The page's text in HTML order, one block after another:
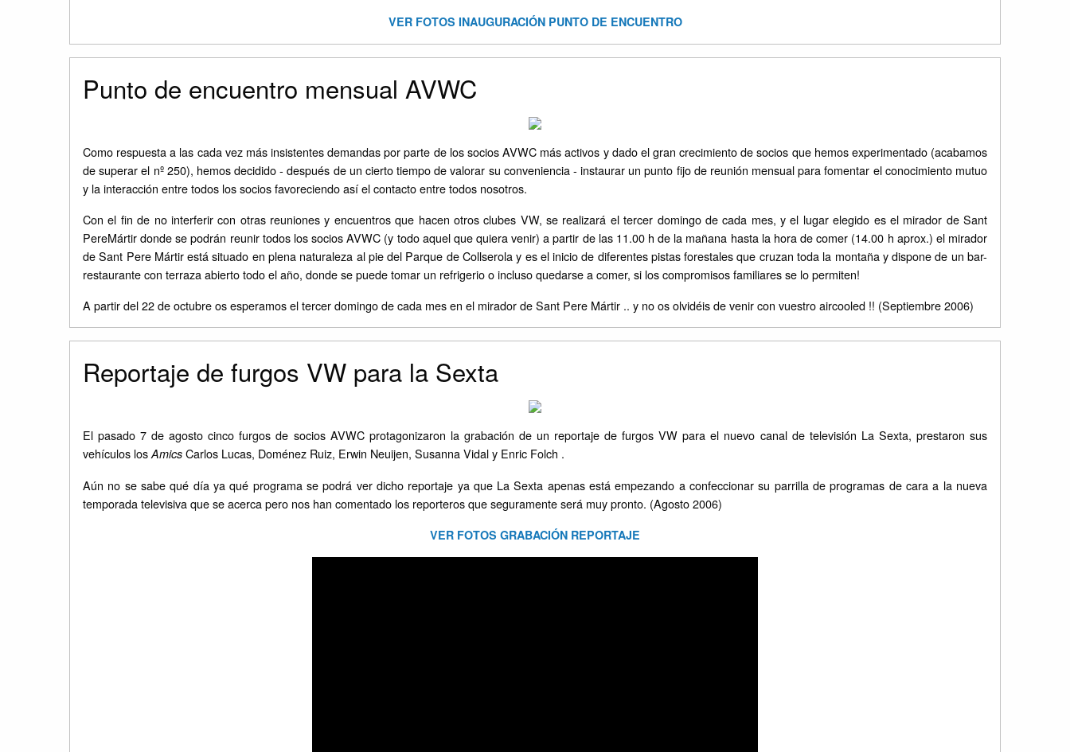
VER FOTOS INAUGURACIÓN PUNTO DE ENCUENTRO
Punto de encuentro mensual AVWC
Como respuesta a las cada vez más insistentes demandas por parte de los socios AVWC más activos y dado el gran crecimiento de socios que hemos experimentado (acabamos
de superar el nº 250), hemos decidido - después de un cierto tiempo de valorar su conveniencia - instaurar un punto fijo de reunión mensual para fomentar el conocimiento mutuo
y la interacción entre todos los socios favoreciendo así el contacto entre todos nosotros.
Con el fin de no interferir con otras reuniones y encuentros que hacen otros clubes VW, se realizará el tercer domingo de cada mes, y el lugar elegido es el mirador de Sant
PereMártir donde se podrán reunir todos los socios AVWC (y todo aquel que quiera venir) a partir de las 11.00 h de la mañana hasta la hora de comer (14.00 h aprox.) el mirador
de Sant Pere Mártir está situado en plena naturaleza al pie del Parque de Collserola y es el inicio de diferentes pistas forestales que cruzan toda la montaña y dispone de un bar-
restaurante con terraza abierto todo el año, donde se puede tomar un refrigerio o incluso quedarse a comer, si los compromisos familiares se lo permiten!
A partir del 22 de octubre os esperamos el tercer domingo de cada mes en el mirador de Sant Pere Mártir .. y no os olvidéis de venir con vuestro aircooled !! (Septiembre 2006)
Reportaje de furgos VW para la Sexta
El pasado 7 de agosto cinco furgos de socios AVWC protagonizaron la grabación de un reportaje de furgos VW para el nuevo canal de televisión La Sexta, prestaron sus
vehículos losAmics Carlos Lucas, Doménez Ruiz, Erwin Neuijen, Susanna Vidal y Enric Folch .
Aún no se sabe qué día ya qué programa se podrá ver dicho reportaje ya que La Sexta apenas está empezando a confeccionar su parrilla de programas de cara a la nueva
temporada televisiva que se acerca pero nos han comentado los reporteros que seguramente será muy pronto. (Agosto 2006)
VER FOTOS GRABACIÓN REPORTAJE